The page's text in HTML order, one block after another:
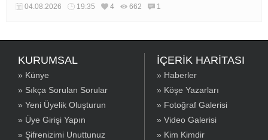
04.08.2026 19:35 4 662 1
KURUMSAL
» Künye
» Sıkça Sorulan Sorular
» Yeni Üyelik Oluşturun
» Üye Girişi Yapın
» Şifrenizimi Unuttunuz
İÇERİK HARİTASI
» Haberler
» Köşe Yazarları
» Fotoğraf Galerisi
» Video Galerisi
» Kim Kimdir